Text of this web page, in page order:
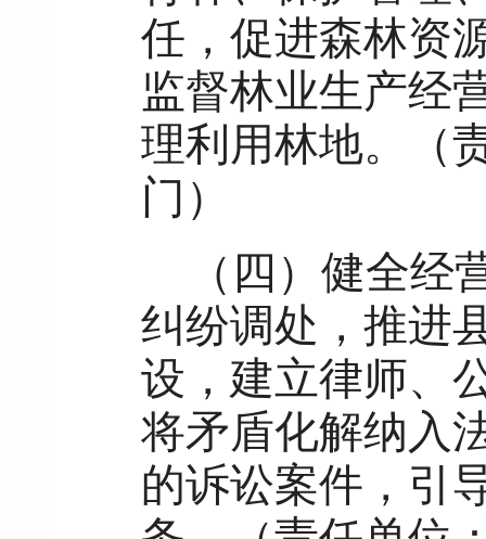
任，促进森林资
监督林业生产经
理利用林地。（
门）
（四）健全
纠纷调处，推进
设，建立律师、
将矛盾化解纳入
的诉讼案件，引